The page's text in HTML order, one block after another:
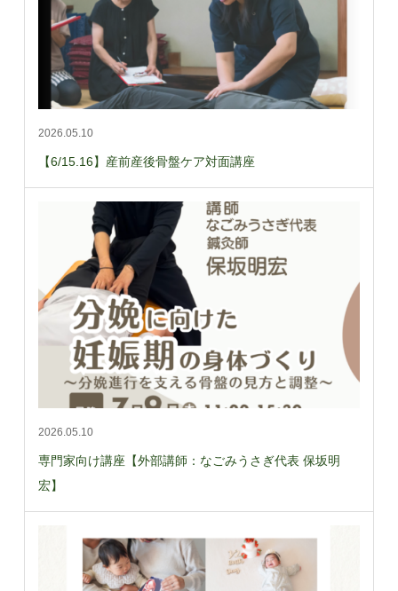
2026.05.10
【6/15.16】産前産後骨盤ケア対面講座
2026.05.10
専門家向け講座【外部講師：なごみうさぎ代表 保坂明
宏】